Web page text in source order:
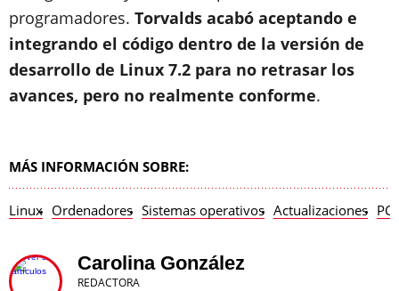
programadores. Torvalds acabó aceptando e
integrando el código dentro de la versión de
desarrollo de Linux 7.2 para no retrasar los
avances, pero no realmente conforme.
MÁS INFORMACIÓN SOBRE:
Linux Ordenadores Sistemas operativos Actualizaciones PC
Carolina González
REDACTORA